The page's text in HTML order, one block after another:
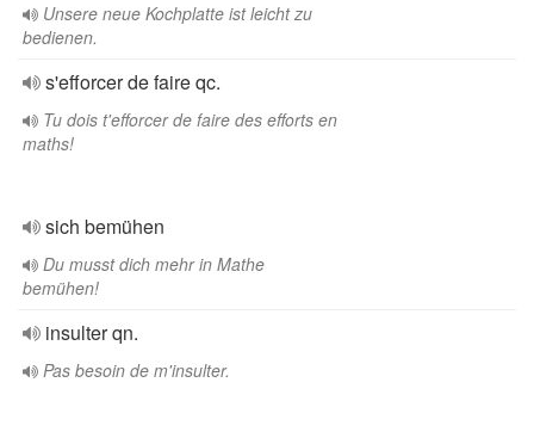
Unsere neue Kochplatte ist leicht zu
bedienen.
s'efforcer de faire qc.
Tu dois t'efforcer de faire des efforts en
maths!
sich bemühen
Du musst dich mehr in Mathe
bemühen!
insulter qn.
Pas besoin de m'insulter.